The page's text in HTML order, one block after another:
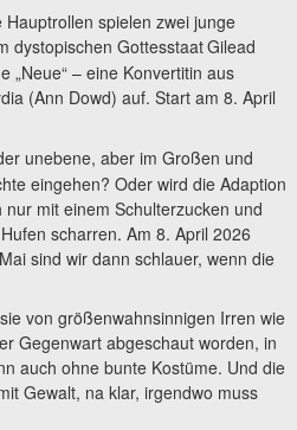
Hauptrollen spielen zwei junge
dystopischen GottesstaatGilead
„Neue“ – eine Konvertitin aus
(Ann Dowd) auf. Start am 8. April
unebene, aber im Großen und
eingehen? Oder wird die Adaption
mit einem Schulterzucken und
scharren. Am 8. April 2026
sind wir dann schlauer, wenn die
von größenwahnsinnigen Irren wie
Gegenwart abgeschaut worden, in
auch ohne bunte Kostüme. Und die
Gewalt, na klar, irgendwo muss